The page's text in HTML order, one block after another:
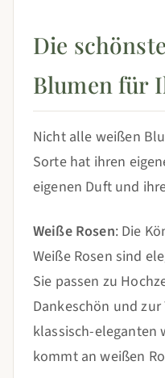
Die
Blumen für
Nicht alle weißen
Sorte hat ihren
eigenen Duft und
Weiße Rosen: Die
Weiße Rosen sind
Sie passen zu
Dankeschön und zur
klassisch-eleganten
kommt an weißen